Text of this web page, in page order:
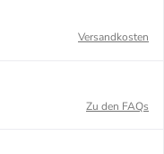
Versandkosten
Zu den FAQs